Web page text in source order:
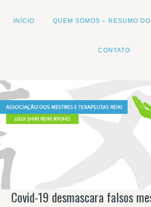
INÍCIO QUEM SOMOS – RESUMO
CONTATO
Covid-19 desmascara falsos